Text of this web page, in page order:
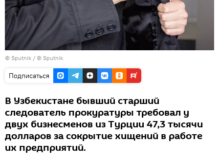
© Sputnik / © Sputnik
Подписаться
В Узбекистане бывший старший
следователь прокуратуры требовал у
двух бизнесменов из Турции 47,3 тысячи
долларов за сокрытие хищений в работе
их предприятий.